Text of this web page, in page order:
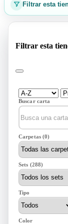
Filtrar esta
Filtrar esta
Buscar carta
Carpetas (0)
Sets (288)
Tipo
Color